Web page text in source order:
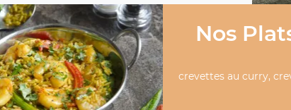
Nos
crevettes au curry,